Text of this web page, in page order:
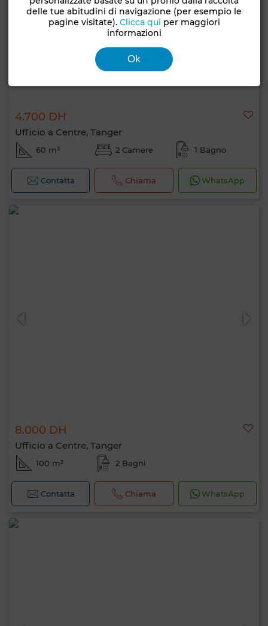
4.700 DH
Ufficio a Centre, Tanger
60 m² 2 Camere 1 Bagno
Contatta Chiama WhatsApp
8.000 DH
Ufficio a Centre, Tanger
100 m² 2 Bagni
Contatta Chiama WhatsApp
delle tue abitudini di navigazione (per esempio le
pagine visitate). Clicca qui per maggiori
informazioni
Ok